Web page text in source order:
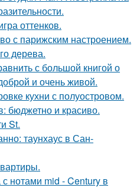
оттенков.
с парижским настроением.
дерева.
с большой книгой о
и очень живой.
кухни с полуостровом.
бюджетно и красиво.
St.
таунхаус в Сан-
нотами mid - Century в